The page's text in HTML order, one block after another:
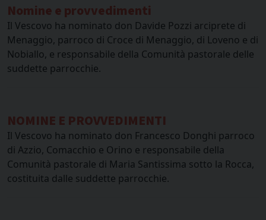
Nomine e provvedimenti
Il Vescovo ha nominato don Davide Pozzi arciprete di
Menaggio, parroco di Croce di Menaggio, di Loveno e di
Nobiallo, e responsabile della Comunità pastorale delle
suddette parrocchie.
NOMINE E PROVVEDIMENTI
Il Vescovo ha nominato don Francesco Donghi parroco
di Azzio, Comacchio e Orino e responsabile della
Comunità pastorale di Maria Santissima sotto la Rocca,
costituita dalle suddette parrocchie.